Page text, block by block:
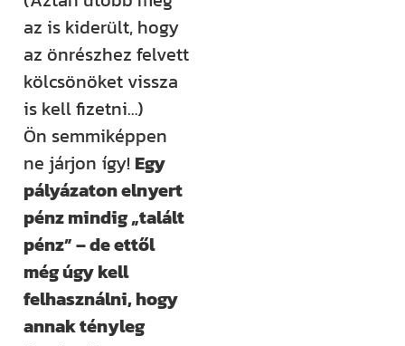
az is kiderült, hogy
az önrészhez felvett
kölcsönöket vissza
is kell fizetni…)
Ön semmiképpen
ne járjon így! Egy
pályázaton elnyert
pénz mindig „talált
pénz” – de ettől
még úgy kell
felhasználni, hogy
annak tényleg